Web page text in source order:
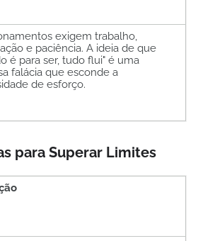
exigem trabalho,
e paciência. A ideia de que
é para ser, tudo flui" é uma
falácia que esconde a
de esforço.
para Superar Limites